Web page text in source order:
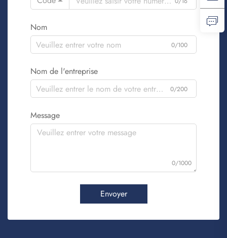
Nom
0/100
Nom de l'entreprise
0/200
Message
0/1000
Envoyer